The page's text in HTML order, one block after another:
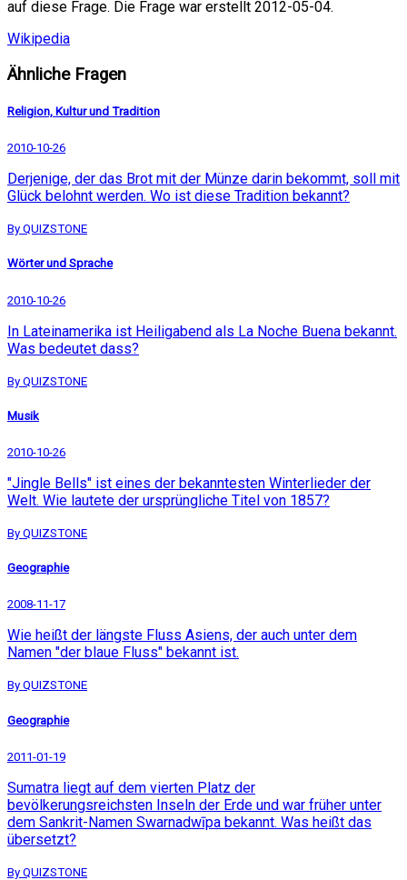
auf diese Frage. Die Frage war erstellt 2012-05-04.
Wikipedia
Ähnliche Fragen
Religion, Kultur und Tradition
2010-10-26
Derjenige, der das Brot mit der Münze darin bekommt, soll mit
Glück belohnt werden. Wo ist diese Tradition bekannt?
By QUIZSTONE
Wörter und Sprache
2010-10-26
In Lateinamerika ist Heiligabend als La Noche Buena bekannt.
Was bedeutet dass?
By QUIZSTONE
Musik
2010-10-26
"Jingle Bells" ist eines der bekanntesten Winterlieder der
Welt. Wie lautete der ursprüngliche Titel von 1857?
By QUIZSTONE
Geographie
2008-11-17
Wie heißt der längste Fluss Asiens, der auch unter dem
Namen "der blaue Fluss" bekannt ist.
By QUIZSTONE
Geographie
2011-01-19
Sumatra liegt auf dem vierten Platz der
bevölkerungsreichsten Inseln der Erde und war früher unter
dem Sankrit-Namen Swarnadwīpa bekannt. Was heißt das
übersetzt?
By QUIZSTONE